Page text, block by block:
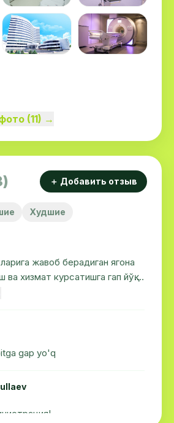
(11) →
＋ Добавить отзыв
Худшие
жавоб берадиган ягона
ва хизмат курсатишга гап йўқ.
gap yo'q